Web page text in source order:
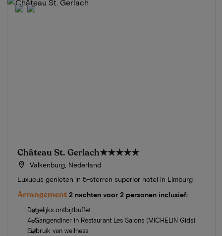
Château St. Gerlach★★★★★
Valkenburg, Nederland
Luxueus genieten in 5-sterren superior hotel in Limburg
Arrangement 2 nachten voor 2 personen inclusief:
Dagelijks ontbijtbuffet
4-Gangendiner in Restaurant Les Salons (MICHELIN Gids)
Gebruik van wellness